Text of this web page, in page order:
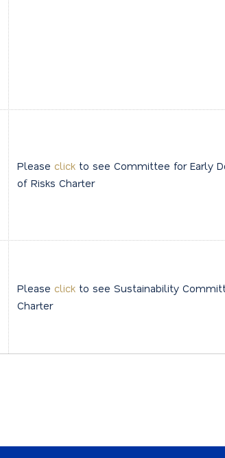
Please click to see Committee for Early
of Risks Charter
Please click to see Sustainability
Charter